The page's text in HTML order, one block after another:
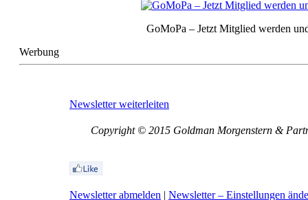
GoMoPa – Jetzt Mitglied werden
Werbung
Newsletter weiterleiten
Copyright © 2015 Goldman Morgenstern &
Newsletter abmelden | Newsletter – Einstellungen